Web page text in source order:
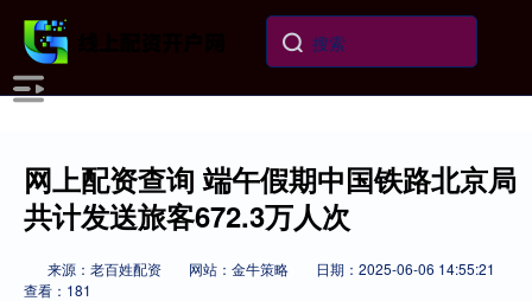
网上配资查询 端午假期中国铁路北京局
共计发送旅客672.3万人次
来源：老百姓配资 网站：金牛策略
日期：2025-06-06 14:55:21
查看：181